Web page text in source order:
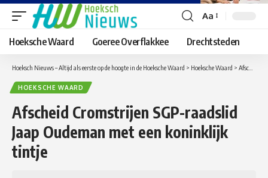
Lettergrootte
aanpassen
Aa
Hoeksche Waard Goeree Overflakkee Drechtsteden
Hoeksch Nieuws – Altijd als eerste op de hoogte in de Hoeksche Waard > Hoeksche Waard > Afscheid Cromstrijen SGP-raadslid Jaap Oudeman met een koninklijk tintje
HOEKSCHE WAARD
Afscheid Cromstrijen SGP-raadslid
Jaap Oudeman met een koninklijk
tintje